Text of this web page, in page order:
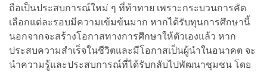
ถือเป็นประสบการณ์ใหม่ ๆ ที่ท้าทาย เพราะกระบวนการคัด
เลือกแต่ละรอบมีความเข้มข้นมาก หากได้รับทุนการศึกษานี้
นอกจากจะสร้างโอกาสทางการศึกษาให้ตัวเองแล้ว หาก
ประสบความสำเร็จในชีวิตและมีโอกาสเป็นผู้นำในอนาคต จะ
นำความรู้และประสบการณ์ที่ได้รับกลับไปพัฒนาชุมชน โดย